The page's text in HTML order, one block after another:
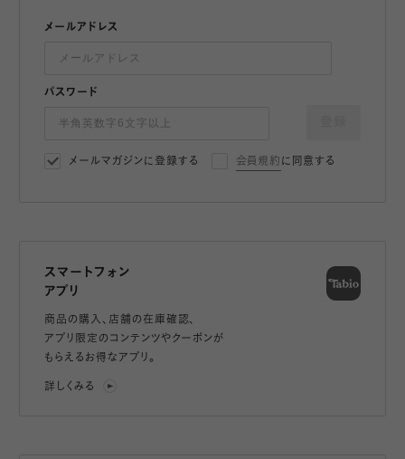
メールアドレス
パスワード
メールマガジンに登録する 会員規約 に同意する
スマートフォン
アプリ
商品の購入、店舗の在庫確認、
アプリ限定のコンテンツやクーポンが
もらえるお得なアプリ。
詳しくみる